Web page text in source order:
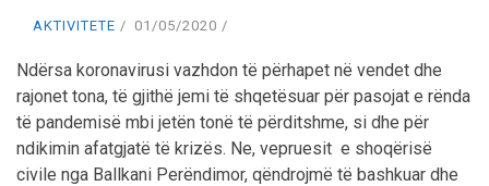
AKTIVITETE 01/05/2020
Ndërsa koronavirusi vazhdon të përhapet në vendet dhe
rajonet tona, të gjithë jemi të shqetësuar për pasojat e rënda
të pandemisë mbi jetën tonë të përditshme, si dhe për
ndikimin afatgjatë të krizës. Ne, vepruesit e shoqërisë
civile nga Ballkani Perëndimor, qëndrojmë të bashkuar dhe